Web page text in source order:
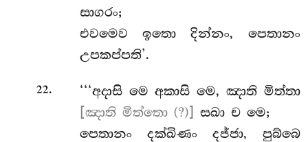
සාගරං;
එවමෙව ඉතො දින්නං, පෙතානං
උපකප්පති’.
22. ‘‘‘අදාසි මෙ අකාසි මෙ, ඤාති මිත්තා
[ඤාති මිත්තො (?)]
සඛා ච මෙ;
පෙතානං දක්ඛිණං දජ්ජා, පුබ්බෙ